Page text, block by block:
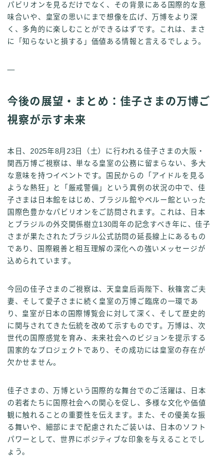
パビリオンを見るだけでなく、その背景にある国際的な意
味合いや、皇室の思いにまで想像を広げ、万博をより深
く、多角的に楽しむことができるはずです。これは、まさ
に「知らないと損する」価値ある情報と言えるでしょう。
—
今後の展望・まとめ：佳子さまの万博ご
視察が示す未来
本日、2025年8月23日（土）に行われる佳子さまの大阪・
関西万博ご視察は、単なる皇室の公務に留まらない、多大
な意味を持つイベントです。国民からの「アイドルを見る
ような熱狂」と「厳戒警備」という異例の状況の中で、佳
子さまは日本館をはじめ、ブラジル館やペルー館といった
国際色豊かなパビリオンをご訪問されます。これは、日本
とブラジルの外交関係樹立130周年の記念すべき年に、佳子
さまが果たされたブラジル公式訪問の延長線上にあるもの
であり、国際親善と相互理解の深化への強いメッセージが
込められています。
今回の佳子さまのご視察は、天皇皇后両陛下、秋篠宮ご夫
妻、そして愛子さまに続く皇室の万博ご臨席の一環であ
り、皇室が日本の国際博覧会に対して深く、そして歴史的
に関与されてきた伝統を改めて示すものです。万博は、次
世代の国際感覚を育み、未来社会へのビジョンを提示する
国家的なプロジェクトであり、その成功には皇室の存在が
欠かせません。
佳子さまの、万博という国際的な舞台でのご活躍は、日本
の若者たちに国際社会への関心を促し、多様な文化や価値
観に触れることの重要性を伝えます。また、その優美な振
る舞いや、細部にまで配慮されたご装いは、日本のソフト
パワーとして、世界にポジティブな印象を与えることでし
ょう。